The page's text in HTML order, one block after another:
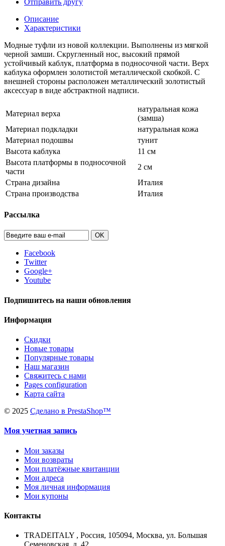
Описание
Характеристики
Модные туфли из новой коллекции. Выполнены из мягкой
черной замши. Скругленный нос, высокий прямой
устойчивый каблук, платформа в подносочной части. Верх
каблука оформлен золотистой металлической скобкой. С
внешней стороны расположен металлический золотистый
аксессуар в виде абстрактной надписи.
Материал верха
натуральная кожа
(замша)
Материал подкладки
натуральная кожа
Материал подошвы
тунит
Высота каблука
11 см
Высота платформы в подносочной
части
2 см
Страна дизайна
Италия
Страна производства
Италия
Рассылка
OK
Facebook
Twitter
Google+
Youtube
Подпишитесь на наши обновления
Информация
Скидки
Новые товары
Популярные товары
Наш магазин
Свяжитесь с нами
Pages configuration
Карта сайта
© 2025 Сделано в PrestaShop™
Моя учетная запись
Мои заказы
Мои возвраты
Мои платёжные квитанции
Мои адреса
Моя личная информация
Мои купоны
Контакты
TRADEITALY , Россия, 105094, Москва, ул. Большая